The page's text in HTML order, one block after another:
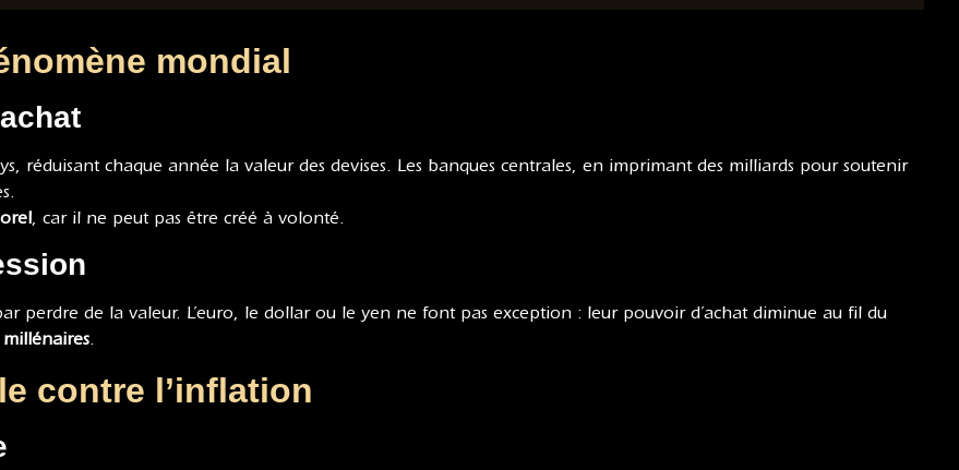
mondial
réduisant chaque année la valeur des devises. Les banques centrales, en imprimant des milliards pour soutenir
, car il ne peut pas être créé à volonté.
perdre de la valeur. L’euro, le dollar ou le yen ne font pas exception : leur pouvoir d’achat diminue au fil du
millénaires.
contre l’inflation